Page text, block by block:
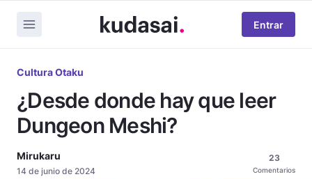
Entrar
Cultura Otaku
¿Desde donde hay que leer
Dungeon Meshi?
Mirukaru
14 de junio de 2024
23
Comentarios